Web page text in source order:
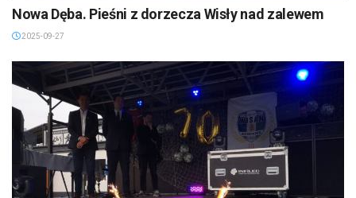
Nowa Dęba. Pieśni z dorzecza Wisły nad zalewem
2025-09-27